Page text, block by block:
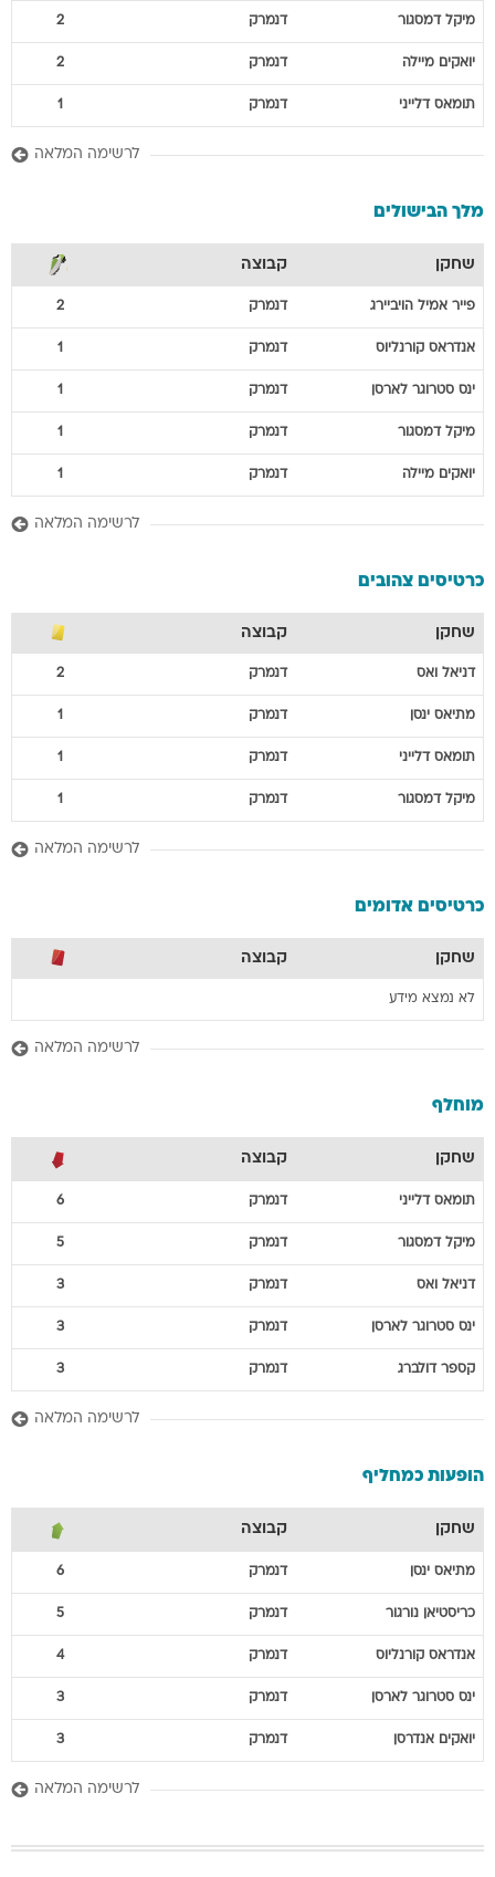
מיקל דמסגור דנמרק 2
יואקים מיילה דנמרק 2
תומאס דלייני דנמרק 1
לרשימה המלאה
מלך הבישולים
שחקן קבוצה
פייר אמיל הויביירג דנמרק 2
אנדראס קורנליוס דנמרק 1
ינס סטרוגר לארסן דנמרק 1
מיקל דמסגור דנמרק 1
יואקים מיילה דנמרק 1
לרשימה המלאה
כרטיסים צהובים
שחקן קבוצה
דניאל ואס דנמרק 2
מתיאס ינסן דנמרק 1
תומאס דלייני דנמרק 1
מיקל דמסגור דנמרק 1
לרשימה המלאה
כרטיסים אדומים
שחקן קבוצה
לא נמצא מידע
לרשימה המלאה
מוחלף
שחקן קבוצה
תומאס דלייני דנמרק 6
מיקל דמסגור דנמרק 5
דניאל ואס דנמרק 3
ינס סטרוגר לארסן דנמרק 3
קספר דולברג דנמרק 3
לרשימה המלאה
הופעות כמחליף
שחקן קבוצה
מתיאס ינסן דנמרק 6
כריסטיאן נורגור דנמרק 5
אנדראס קורנליוס דנמרק 4
ינס סטרוגר לארסן דנמרק 3
יואקים אנדרסן דנמרק 3
לרשימה המלאה